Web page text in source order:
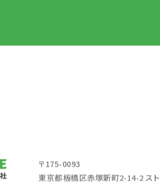
〒175-0093
東京都板橋区赤塚新町2-14-2 ス